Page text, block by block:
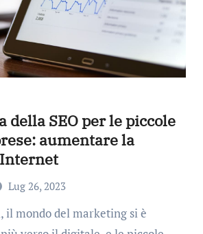
della SEO per le piccole
aumentare la
Lug 26, 2023